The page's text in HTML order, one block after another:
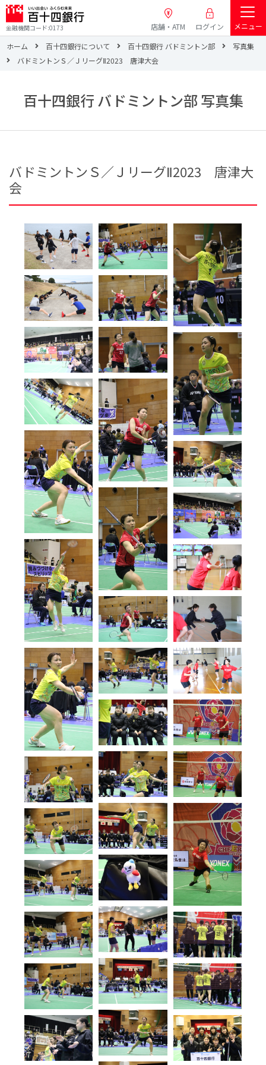
金融機関コード:0173 店舗・ATM ログイン
メニュー
ホーム
百十四銀行について 百十四銀行 バドミントン部
写真集
バドミントンＳ／ＪリーグⅡ2023 唐津大会
百十四銀行 バドミントン部 写真集
バドミントンＳ／ＪリーグⅡ2023 唐津大
会